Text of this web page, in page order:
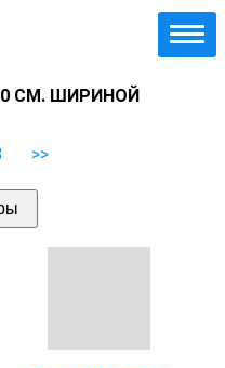
СМ. ШИРИНОЙ
>>